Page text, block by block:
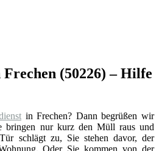
Frechen (50226) – Hilfe
in Frechen? Dann begrüßen wir
bringen nur kurz den Müll raus und
schlägt zu, Sie stehen davor, der
Oder Sie kommen von der